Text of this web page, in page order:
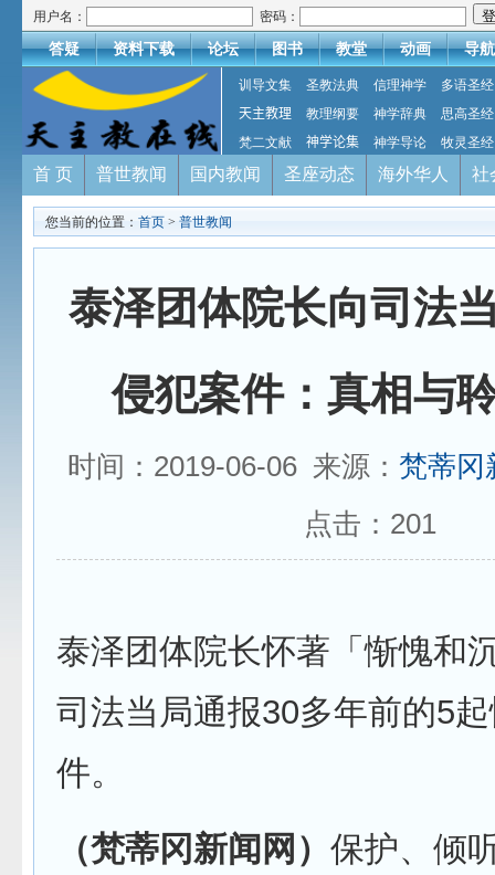
用户名： 密码：
答疑 资料下载 论坛 图书 教堂 动画 导航
训导文集 圣教法典 信理神学
多语圣经
天主教理
教理纲要 神学辞典
思高圣经
梵二文献
神学论集 神学导论 牧灵圣经
首 页 普世教闻 国内教闻 圣座动态 海外华人 社
您当前的位置： 首页 > 普世教闻
泰泽团体院长向司法
侵犯案件：真相与
时间：2019-06-06 来源： 梵蒂冈
点击： 201
泰泽团体院长怀著「惭愧和
司法当局通报30多年前的5
件。
（梵蒂冈新闻网） 保护、倾